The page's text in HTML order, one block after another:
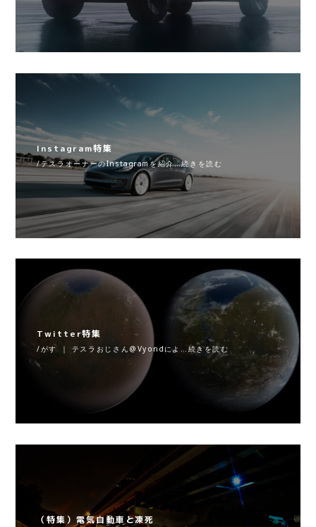
Instagram特集
/テスラオーナーのInstagramを紹介…続きを読む
Twitter特集
/がす ｜ テスラおじさん@Vyondによ…続きを読む
（特集）電気自動車と凍死